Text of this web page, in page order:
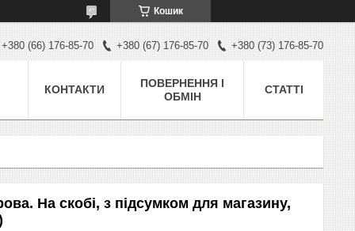
Кошик
+380 (66) 176-85-70 +380 (67) 176-85-70 +380 (73) 176-85-70
КОНТАКТИ
ПОВЕРНЕННЯ І
ОБМІН
СТАТТІ
На скобі, з підсумком для магазину,